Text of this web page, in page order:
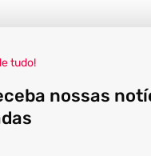
tudo!
nossas